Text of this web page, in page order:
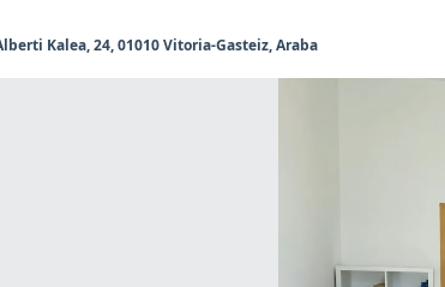
Kalea, 24, 01010 Vitoria-Gasteiz, Araba